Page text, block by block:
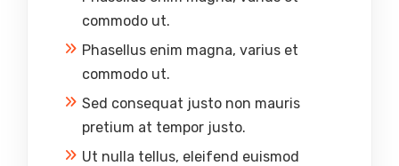
commodo ut.
Phasellus enim magna, varius et
commodo ut.
Sed consequat justo non mauris
pretium at tempor justo.
Ut nulla tellus, eleifend euismod